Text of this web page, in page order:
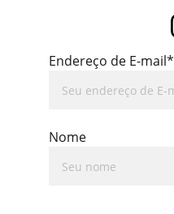
Endereço de E-mail*
Nome